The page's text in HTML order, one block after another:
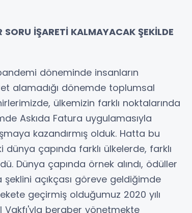
SORU İŞARETİ KALMAYACAK ŞEKİLDE
döneminde insanların
alamadığı dönemde toplumsal
ülkemizin farklı noktalarında
Askıda Fatura uygulamasıyla
kazandırmış olduk. Hatta bu
çapında farklı ülkelerde, farklı
Dünya çapında örnek alındı, ödüller
açıkçası göreve geldiğimde
geçirmiş olduğumuz 2020 yılı
Vakfı'yla beraber yönetmekte